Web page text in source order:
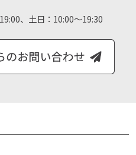
、土日：10:00～19:30